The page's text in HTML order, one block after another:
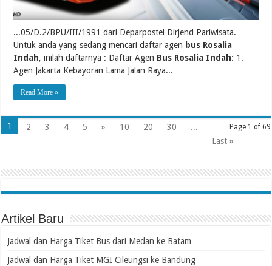
...05/D.2/BPU/III/1991 dari Deparpostel Dirjend Pariwisata.
Untuk anda yang sedang mencari daftar agen bus Rosalia
Indah, inilah daftarnya : Daftar Agen Bus Rosalia Indah: 1.
Agen Jakarta Kebayoran Lama Jalan Raya...
Read More »
Page 1 of 69
1 2 3 4 5 » 10 20 30
...
Last »
Artikel Baru
Jadwal dan Harga Tiket Bus dari Medan ke Batam
Jadwal dan Harga Tiket MGI Cileungsi ke Bandung